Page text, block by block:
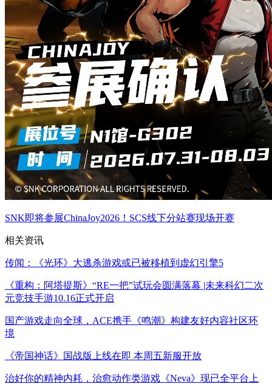
SNK即将参展ChinaJoy2026！SCS线下分站赛现场开赛
相关资讯
传闻：《光环》大逃杀游戏或已被移植到虚幻引擎5
《重构：阿塔提斯》“RE一把”试玩会圆满落幕 |未来科幻二次
元竞技手游10.16正式开启
国产游戏走向全球，ACE携手《鸣潮》构建友好内容社区环
境
《帝国神话》国战版上线在即 本周五新服开放
治好你的精神内耗，治愈动作类游戏《Neva》现已全平台上